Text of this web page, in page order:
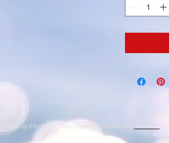
© 2023 by Electronic shop. Proudly created with